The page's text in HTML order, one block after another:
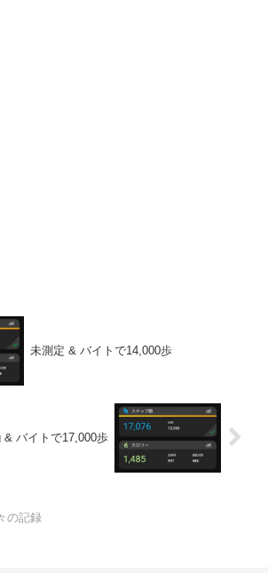
未測定 & バイトで14,000歩
& バイトで17,000歩
の記録